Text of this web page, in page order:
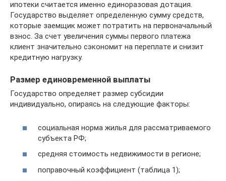
ипотеки считается именно единоразовая дотация.
Государство выделяет определенную сумму средств,
которые заемщик может потратить на первоначальный
взнос. За счет увеличения суммы первого платежа
клиент значительно сэкономит на переплате и снизит
кредитную нагрузку.
Размер единовременной выплаты
Государство определяет размер субсидии
индивидуально, опираясь на следующие факторы:
социальная норма жилья для рассматриваемого
субъекта РФ;
средняя стоимость недвижимости в регионе;
поправочный коэффициент (таблица 1);